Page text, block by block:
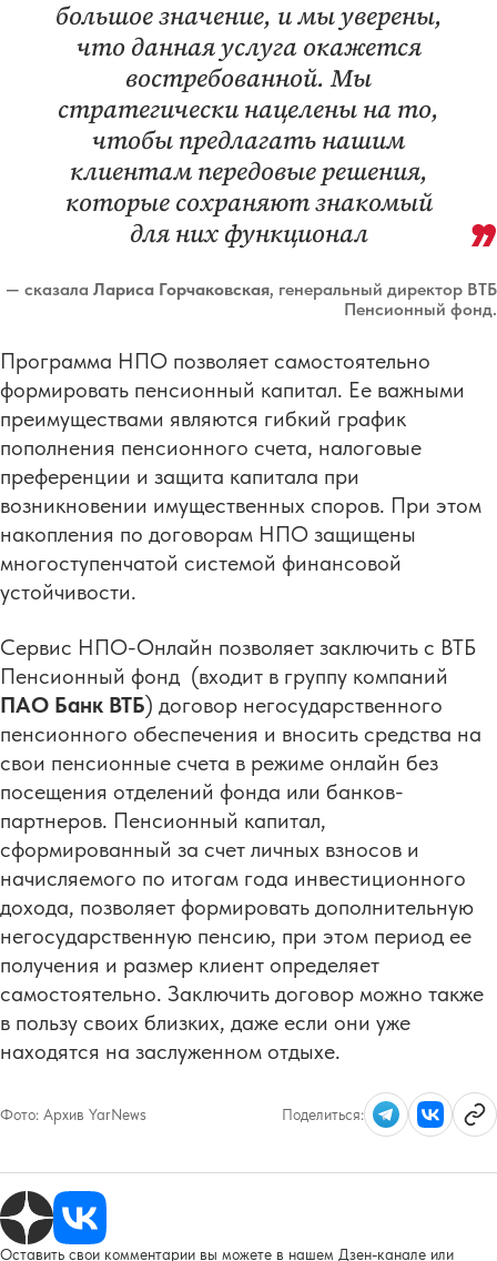
большое значение, и мы уверены,
что данная услуга окажется
востребованной. Мы
стратегически нацелены на то,
чтобы предлагать нашим
клиентам передовые решения,
которые сохраняют знакомый
для них функционал
— сказала Лариса Горчаковская, генеральный директор ВТБ
Пенсионный фонд.
Программа НПО позволяет самостоятельно
формировать пенсионный капитал. Ее важными
преимуществами являются гибкий график
пополнения пенсионного счета, налоговые
преференции и защита капитала при
возникновении имущественных споров. При этом
накопления по договорам НПО защищены
многоступенчатой системой финансовой
устойчивости.
Сервис НПО-Онлайн позволяет заключить c ВТБ
Пенсионный фонд (входит в группу компаний
ПАО Банк ВТБ) договор негосударственного
пенсионного обеспечения и вносить средства на
свои пенсионные счета в режиме онлайн без
посещения отделений фонда или банков-
партнеров. Пенсионный капитал,
сформированный за счет личных взносов и
начисляемого по итогам года инвестиционного
дохода, позволяет формировать дополнительную
негосударственную пенсию, при этом период ее
получения и размер клиент определяет
самостоятельно. Заключить договор можно также
в пользу своих близких, даже если они уже
находятся на заслуженном отдыхе.
Фото: Архив YarNews Поделиться:
Оставить свои комментарии вы можете в нашем Дзен-канале или